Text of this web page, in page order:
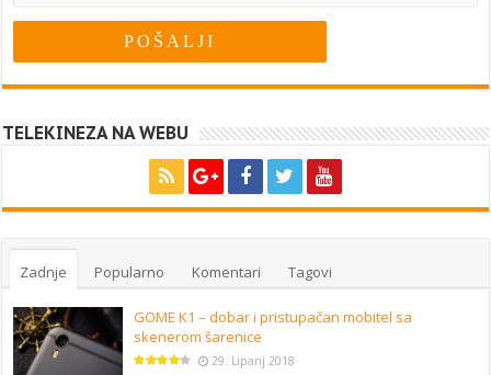
TELEKINEZA NA WEBU
Zadnje Popularno Komentari Tagovi
GOME K1 – dobar i pristupačan mobitel sa
skenerom šarenice
29. Lipanj 2018